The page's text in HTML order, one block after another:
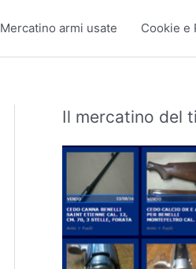
Mercatino armi usate Cookie e
Il mercatino del